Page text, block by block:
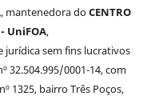
, mantenedora doCENTRO
UniFOA,
sem fins lucrativos
32.504.995/0001-14, com
1325, bairro Três Poços,